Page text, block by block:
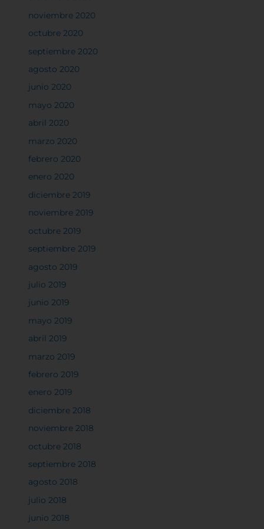
noviembre 2020
octubre 2020
septiembre 2020
agosto 2020
junio 2020
mayo 2020
abril 2020
marzo 2020
febrero 2020
enero 2020
diciembre 2019
noviembre 2019
octubre 2019
septiembre 2019
agosto 2019
julio 2019
junio 2019
mayo 2019
abril 2019
marzo 2019
febrero 2019
enero 2019
diciembre 2018
noviembre 2018
octubre 2018
septiembre 2018
agosto 2018
julio 2018
junio 2018
escoger no permitirnos usar ciertas cookies. Haga
clic en los encabezados de cada categoría para saber
predeterminadas. Sin embargo, el bloqueo de
algunos tipos de cookies puede afectar su
experiencia en el sitio y los servicios que podemos
ofrecer.
Permitir todas
Sistema de personalización de cookies
Cookies dirigidas
Cookies de funcionalidad